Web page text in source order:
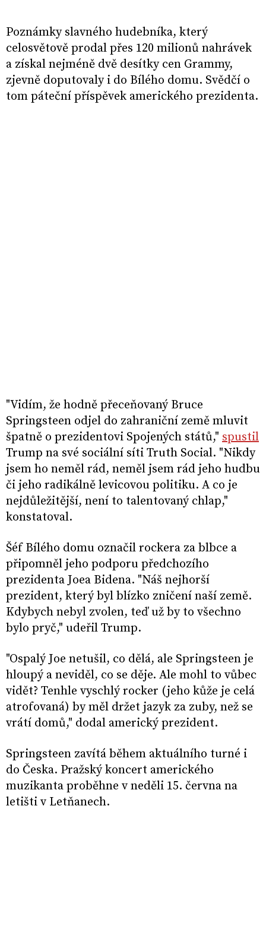
Poznámky slavného hudebníka, který
celosvětově prodal přes 120 milionů nahrávek
a získal nejméně dvě desítky cen Grammy,
zjevně doputovaly i do Bílého domu. Svědčí o
tom páteční příspěvek amerického prezidenta.
"Vidím, že hodně přeceňovaný Bruce
Springsteen odjel do zahraniční země mluvit
špatně o prezidentovi Spojených států," spustil
Trump na své sociální síti Truth Social. "Nikdy
jsem ho neměl rád, neměl jsem rád jeho hudbu
či jeho radikálně levicovou politiku. A co je
nejdůležitější, není to talentovaný chlap,"
konstatoval.
Šéf Bílého domu označil rockera za blbce a
připomněl jeho podporu předchozího
prezidenta Joea Bidena. "Náš nejhorší
prezident, který byl blízko zničení naší země.
Kdybych nebyl zvolen, teď už by to všechno
bylo pryč," udeřil Trump.
"Ospalý Joe netušil, co dělá, ale Springsteen je
hloupý a neviděl, co se děje. Ale mohl to vůbec
vidět? Tenhle vyschlý rocker (jeho kůže je celá
atrofovaná) by měl držet jazyk za zuby, než se
vrátí domů," dodal americký prezident.
Springsteen zavítá během aktuálního turné i
do Česka. Pražský koncert amerického
muzikanta proběhne v neděli 15. června na
letišti v Letňanech.